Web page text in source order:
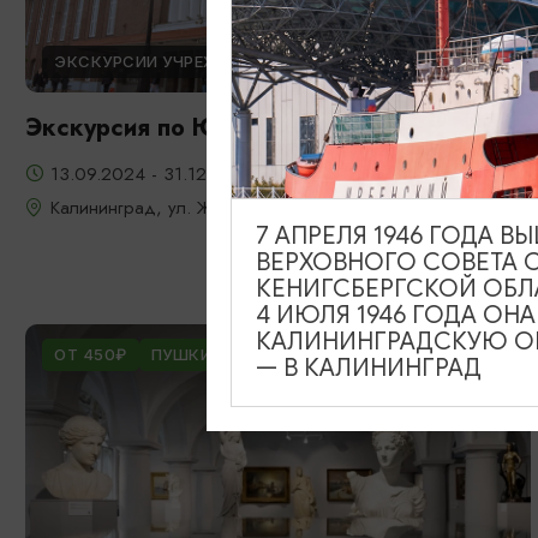
ЭКСКУРСИИ УЧРЕЖДЕНИЙ КУЛЬТУРЫ
Экскурсия по Южному вокзалу
13.09.2024 - 31.12.2026
Калининград, ул. Железнодорожная, д. 13-23
ОТ 450₽ ПУШКИНСКАЯ КАРТА
7 АПРЕЛЯ 1946 ГОДА
ВЕРХОВНОГО СОВЕТА
КЕНИГСБЕРГСКОЙ
4 ИЮЛЯ 1946 ГОДА
КАЛИНИНГРАДСКУЮ
— В КАЛИНИНГРАД